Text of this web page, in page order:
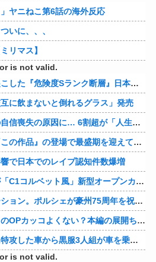
ヤニねこ第6話の海外反応
いに、、、
リマス】
is not valid.
【速報】熊本地震を引き起こした『危険度Sランク断層』日本のド真ん中に10カ所もあると判明
に飲まないと倒れるグラス」発売
【警告】株式投資、男性の自信喪失の原因に… 6割超が「人生の敗者」自認
【速報】露悪系アニメ、『この作品』の登場で最盛期を迎えてしまう…
で日本でのレイプ認知件数爆増
【神デザイン確定】光岡が「C1コルベット風」新型オープンカーの最新ティーザー画像を公開、マツダ・ロードスターの信頼性にレトロな外観がドッキング
まさかの「上下」グラデーション。ポルシェが豪州75周年を祝う特別モデル「911 Turbo S Land Down Under」を発表、1951年の「見果てぬ夢」が内外装に再現
【仮面ライダーゼッツ】このOPカッコよくない？本編の展開ちゃんと反映してて完成度高いし
【動画あり】鹿児島市電に特攻した車から黒服3人組が車を乗り捨てて逃走
is not valid.